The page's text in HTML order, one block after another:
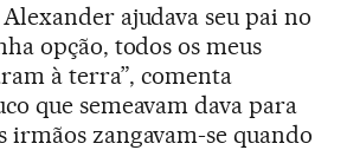
ajudava seu pai no
opção, todos os meus
à terra”, comenta
que semeavam dava para
irmãos zangavam-se quando